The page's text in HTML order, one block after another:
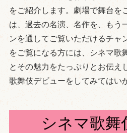
をご紹介します。劇場で舞台を
は、過去の名演、名作を、もう
ンを通してご覧いただけるチャ
をご覧になる方には、シネマ歌
とその魅力をたっぷりとお伝え
歌舞伎デビューをしてみてはい
シネマ歌舞